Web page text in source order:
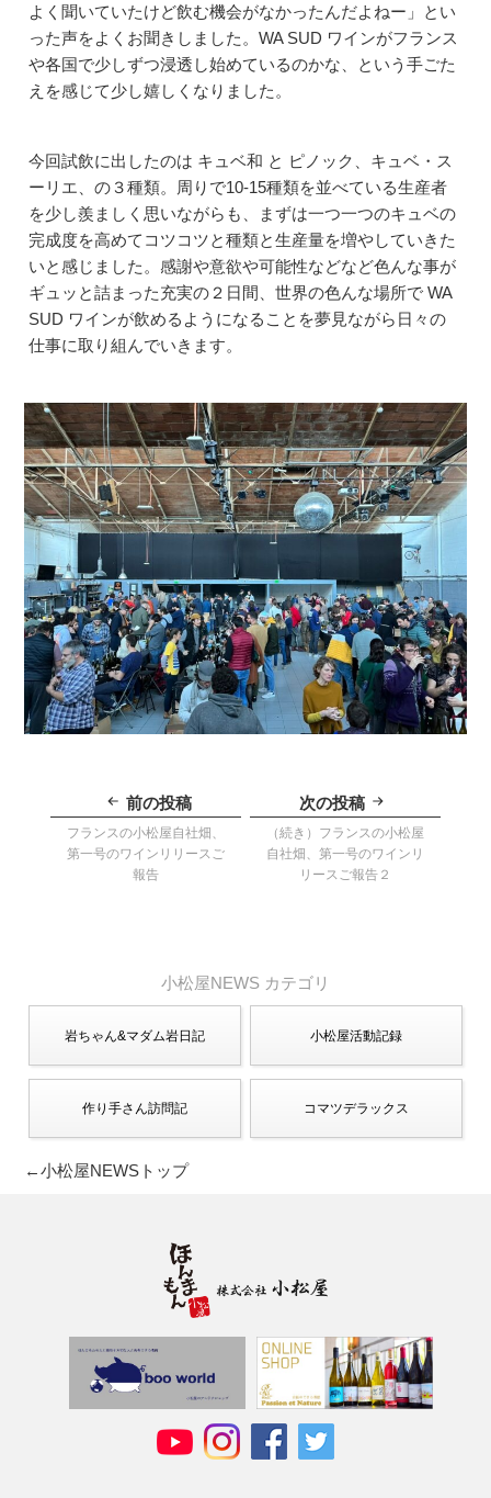
よく聞いていたけど飲む機会がなかったんだよねー」とい
った声をよくお聞きしました。WA SUD ワインがフランス
や各国で少しずつ浸透し始めているのかな、という手ごた
えを感じて少し嬉しくなりました。
今回試飲に出したのは キュベ和 と ピノック、キュベ・ス
ーリエ、の３種類。周りで10-15種類を並べている生産者
を少し羨ましく思いながらも、まずは一つ一つのキュベの
完成度を高めてコツコツと種類と生産量を増やしていきた
いと感じました。感謝や意欲や可能性などなど色んな事が
ギュッと詰まった充実の２日間、世界の色んな場所で WA
SUD ワインが飲めるようになることを夢見ながら日々の
仕事に取り組んでいきます。
前の投稿
フランスの小松屋自社畑、
第一号のワインリリースご
報告
次の投稿
（続き）フランスの小松屋
自社畑、第一号のワインリ
リースご報告２
小松屋NEWS カテゴリ
岩ちゃん&マダム岩日記 小松屋活動記録
作り手さん訪問記 コマツデラックス
←小松屋NEWSトップ